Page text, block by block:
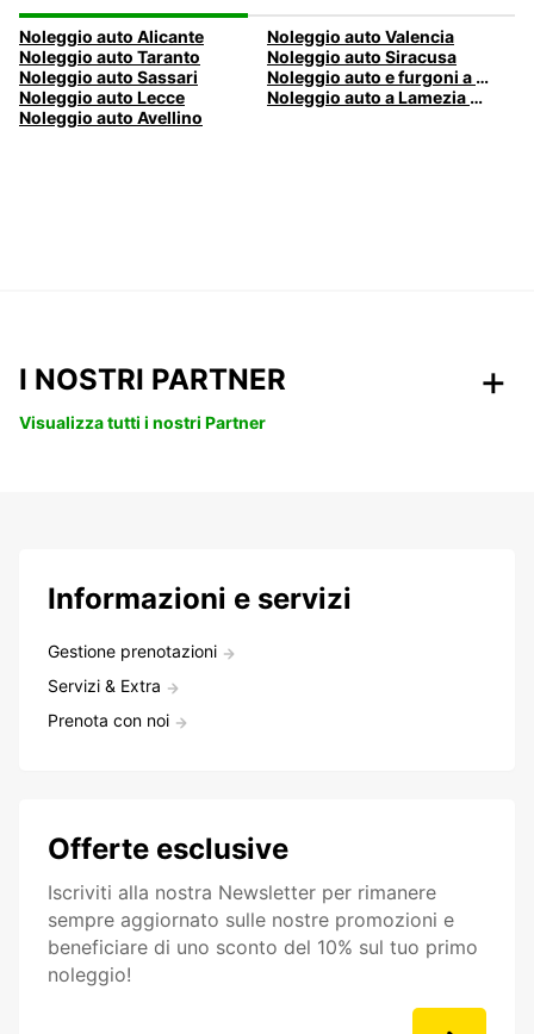
Noleggio auto Alicante
Noleggio auto Valencia
Noleggio auto Taranto
Noleggio auto Siracusa
Noleggio auto Sassari
Noleggio auto e furgoni a Pescara
Noleggio auto Lecce
Noleggio auto a Lamezia Terme, Italia
Noleggio auto Avellino
I NOSTRI PARTNER
Visualizza tutti i nostri Partner
Informazioni e servizi
Gestione prenotazioni
Servizi & Extra
Prenota con noi
Offerte esclusive
Iscriviti alla nostra Newsletter per rimanere
sempre aggiornato sulle nostre promozioni e
beneficiare di uno sconto del 10% sul tuo primo
noleggio!